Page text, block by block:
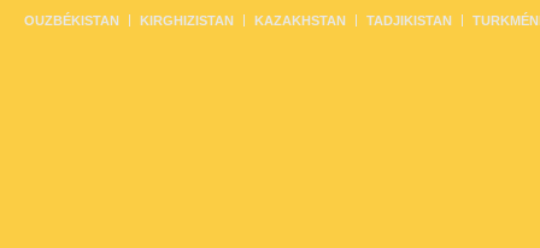
OUZBÉKISTAN KIRGHIZISTAN KAZAKHSTAN TADJIKISTAN